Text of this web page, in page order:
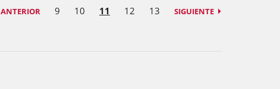
ANTERIOR 9 10 11 12 13 SIGUIENTE